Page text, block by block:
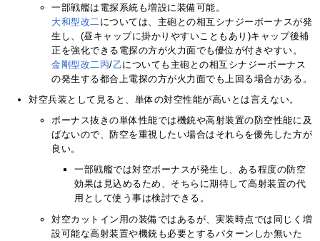
一部戦艦は電探系統も増設に装備可能。
大和型改二については、主砲との相互シナジーボーナスが発
生し、(昼キャップに掛かりやすいこともあり)キャップ後補
正を強化できる電探の方が火力面でも優位が付きやすい。
金剛型改二丙/乙についても主砲との相互シナジーボーナス
の発生する都合上電探の方が火力面でも上回る場合がある。
対空兵装として見ると、単体の対空性能が高いとは言えない。
ボーナス抜きの単体性能では機銃や高射装置の防空性能に及
ばないので、防空を重視したい場合はそれらを優先した方が
良い。
一部戦艦では対空ボーナスが発生し、ある程度の防空
効果は見込めるため、そちらに期待して高射装置の代
用として使う事は検討できる。
対空カットイン用の装備ではあるが、実装時点では同じく増
設可能な高射装置や機銃も必要とするパターンしか無いた